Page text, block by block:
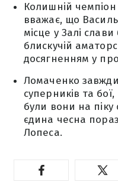
Колишній чемпіон
вважає, що
місце у Залі
блискучій
досягненням у
Ломаченко
суперників та
були вони на піку
єдина чесна
Лопеса.